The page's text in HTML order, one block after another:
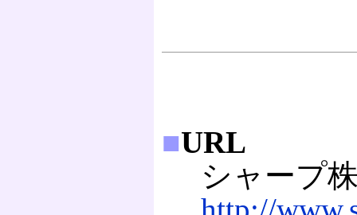
■URL
シャープ